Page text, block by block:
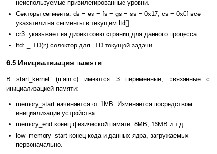
неиспользуемые привилегированные уровни.
Секторы сегмента: ds = es = fs = gs = ss = 0x17, cs = 0x0f все
указатели на сегменты в текущем ltd[].
cr3: указывает на директорию страниц для данного процесса.
ltd: _LTD(n) селектор для LTD текущей задачи.
6.5 Инициализация памяти
В start_kernel (main.c) имеются 3 переменные, связанные с
инициализацией памяти:
memory_start начинается от 1MB. Изменяется посредством
инициализации устройства.
memory_end конец физической памяти: 8MB, 16MB и т.д.
low_memory_start конец кода и данных ядра, загружаемых
первоначально.